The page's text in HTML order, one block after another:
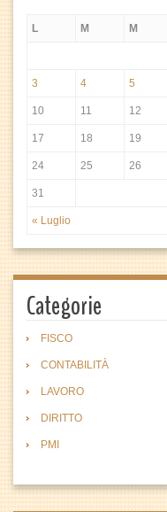
L
M M
« Luglio
3 4 5
10 11 12
17 18 19
24 25 26
31
Categorie
FISCO
CONTABILITÀ
LAVORO
DIRITTO
PMI